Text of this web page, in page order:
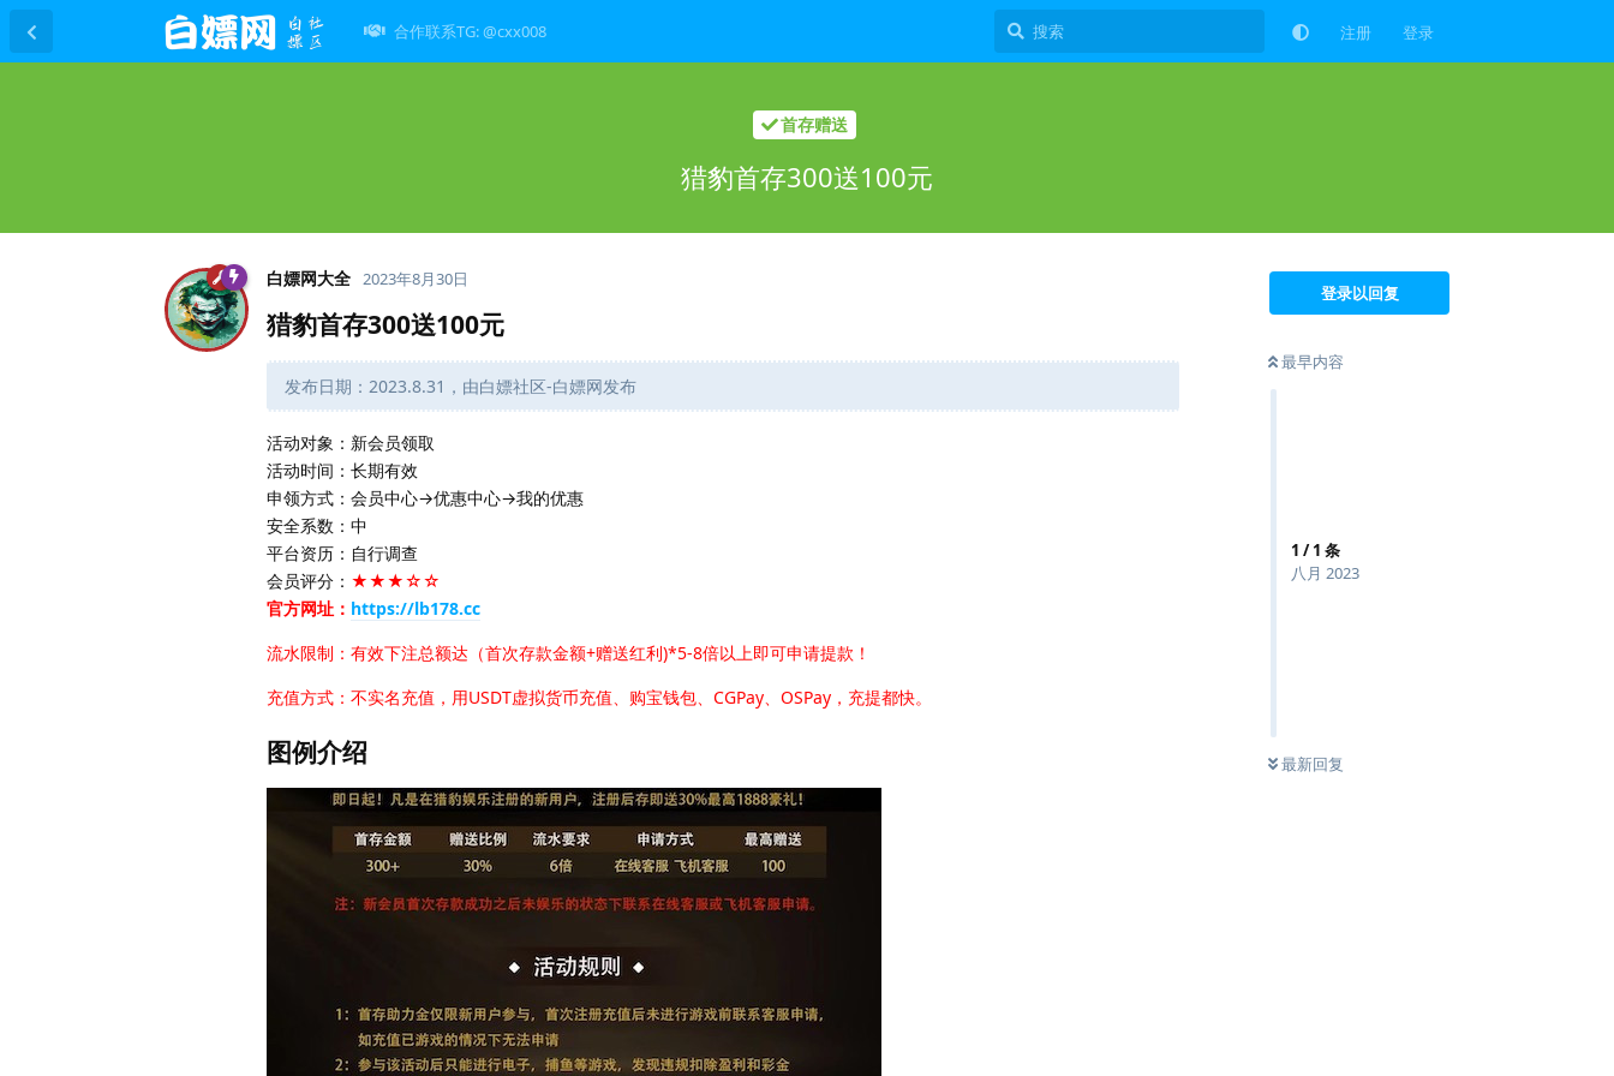
合作联系TG: @cxx008 注册 登录
首存赠送
猎豹首存300送100元
登录以回复
最早内容
1 /1 条
八月 2023
最新回复
白嫖网大全 2023年8月30日
猎豹首存300送100元
发布日期：2023.8.31，由白嫖社区-白嫖网发布
活动对象：新会员领取
活动时间：长期有效
申领方式：会员中心→优惠中心→我的优惠
安全系数：中
平台资历：自行调查
会员评分： ★★★☆☆
官方网址： https://lb178.cc
流水限制：有效下注总额达（首次存款金额+赠送红利)*5-8倍以上即可申请提款！
充值方式：不实名充值，用USDT虚拟货币充值、购宝钱包、CGPay、OSPay，充提都快。
图例介绍